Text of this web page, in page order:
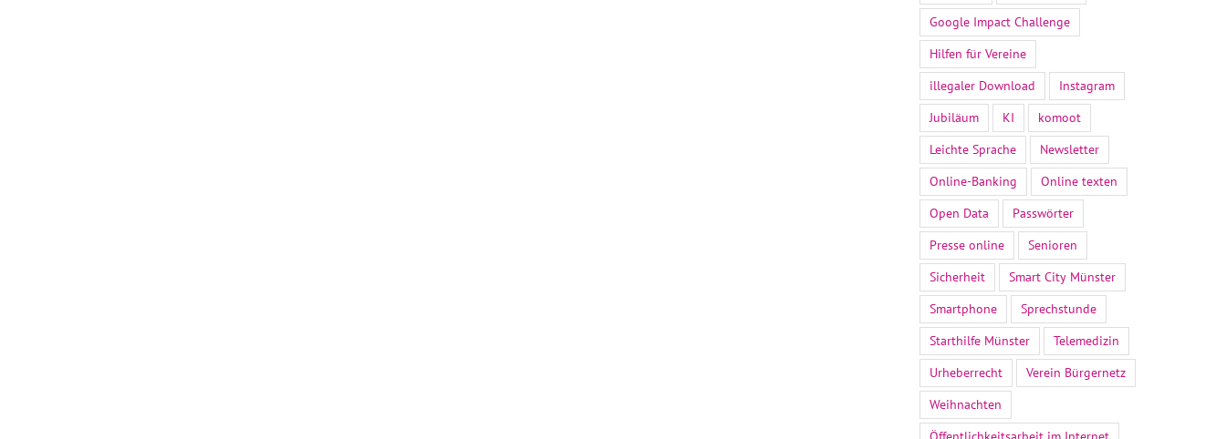
Google Impact Challenge
Hilfen für Vereine
illegaler Download
Instagram
Jubiläum
KI
komoot
Leichte Sprache
Newsletter
Online-Banking
Online texten
Open Data
Passwörter
Presse online
Senioren
Sicherheit
Smart City Münster
Smartphone
Sprechstunde
Starthilfe Münster
Telemedizin
Urheberrecht
Verein Bürgernetz
Weihnachten